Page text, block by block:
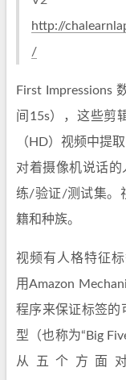
http://
/
First Impressions
间15s），这些剪
（HD）视频中提
对着摄像机说话的
练/验证/测试集。
籍和种族。
视频有人格特征
用Amazon
程序来保证标签的
型（也称为“Big
从五个方面